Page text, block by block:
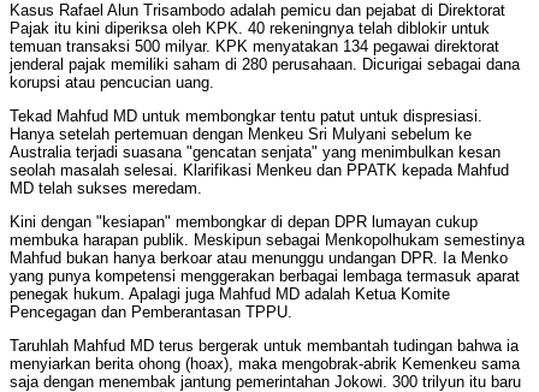
Kasus Rafael Alun Trisambodo adalah pemicu dan pejabat di Direktorat
Pajak itu kini diperiksa oleh KPK. 40 rekeningnya telah diblokir untuk
temuan transaksi 500 milyar. KPK menyatakan 134 pegawai direktorat
jenderal pajak memiliki saham di 280 perusahaan. Dicurigai sebagai dana
korupsi atau pencucian uang.
Tekad Mahfud MD untuk membongkar tentu patut untuk dispresiasi.
Hanya setelah pertemuan dengan Menkeu Sri Mulyani sebelum ke
Australia terjadi suasana "gencatan senjata" yang menimbulkan kesan
seolah masalah selesai. Klarifikasi Menkeu dan PPATK kepada Mahfud
MD telah sukses meredam.
Kini dengan "kesiapan" membongkar di depan DPR lumayan cukup
membuka harapan publik. Meskipun sebagai Menkopolhukam semestinya
Mahfud bukan hanya berkoar atau menunggu undangan DPR. Ia Menko
yang punya kompetensi menggerakan berbagai lembaga termasuk aparat
penegak hukum. Apalagi juga Mahfud MD adalah Ketua Komite
Pencegagan dan Pemberantasan TPPU.
Taruhlah Mahfud MD terus bergerak untuk membantah tudingan bahwa ia
menyiarkan berita ohong (hoax), maka mengobrak-abrik Kemenkeu sama
saja dengan menembak jantung pemerintahan Jokowi. 300 trilyun itu baru